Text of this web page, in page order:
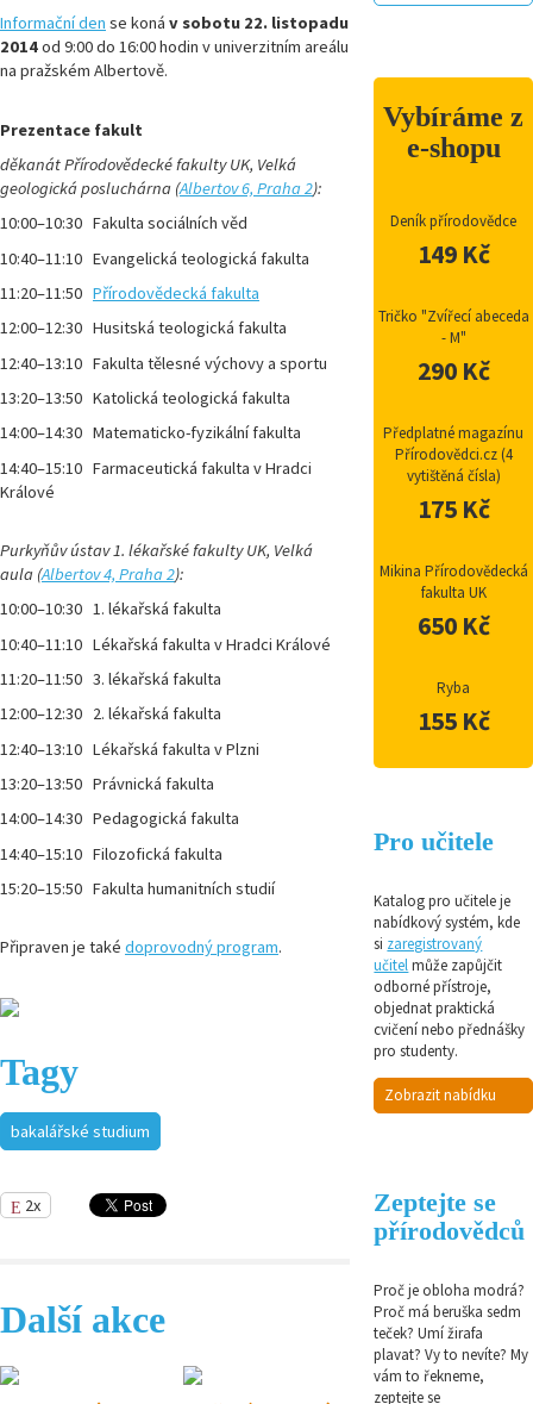
Informační den se koná v sobotu 22. listopadu
2014od 9:00 do 16:00 hodin v univerzitním areálu
na pražském Albertově.
Prezentace fakult
děkanát Přírodovědecké fakulty UK, Velká
geologická posluchárna (Albertov 6, Praha 2):
10:00–10:30 Fakulta sociálních věd
10:40–11:10 Evangelická teologická fakulta
11:20–11:50 Přírodovědecká fakulta
12:00–12:30 Husitská teologická fakulta
12:40–13:10 Fakulta tělesné výchovy a sportu
13:20–13:50 Katolická teologická fakulta
14:00–14:30 Matematicko-fyzikální fakulta
14:40–15:10 Farmaceutická fakulta v Hradci
Králové
Purkyňův ústav 1. lékařské fakulty UK, Velká
aula (Albertov 4, Praha 2):
10:00–10:30 1. lékařská fakulta
10:40–11:10 Lékařská fakulta v Hradci Králové
11:20–11:50 3. lékařská fakulta
12:00–12:30 2. lékařská fakulta
12:40–13:10 Lékařská fakulta v Plzni
13:20–13:50 Právnická fakulta
14:00–14:30 Pedagogická fakulta
14:40–15:10 Filozofická fakulta
15:20–15:50 Fakulta humanitních studií
Připraven je také doprovodný program.
Tagy
bakalářské studium
2x
Další akce
Vybíráme z
e-shopu
Deník přírodovědce
149 Kč
Tričko "Zvířecí abeceda
- M"
290 Kč
Předplatné magazínu
Přírodovědci.cz (4
vytištěná čísla)
175 Kč
Mikina Přírodovědecká
fakulta UK
650 Kč
Ryba
155 Kč
Pro učitele
Katalog pro učitele je
nabídkový systém, kde
si zaregistrovaný
učitelmůže zapůjčit
odborné přístroje,
objednat praktická
cvičení nebo přednášky
pro studenty.
Zobrazit nabídku
Zeptejte se
přírodovědců
Proč je obloha modrá?
Proč má beruška sedm
teček? Umí žirafa
plavat? Vy to nevíte? My
vám to řekneme,
zeptejte se